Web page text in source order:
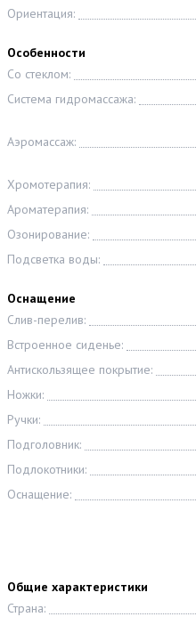
Ориентация:
Особенности
Со стеклом:
Система гидромассажа:
Аэромассаж:
Хромотерапия:
Ароматерапия:
Озонирование:
Подсветка воды:
Оснащение
Слив-перелив:
Встроенное сиденье:
Антискользящее покрытие:
Ножки:
Ручки:
Подголовник:
Подлокотники:
Оснащение:
Общие характеристики
Страна: